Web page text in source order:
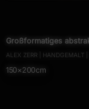
Großformatiges
Gelb Mischtechnik
ALEX ZERR | HANDGEMALT
150×200cm